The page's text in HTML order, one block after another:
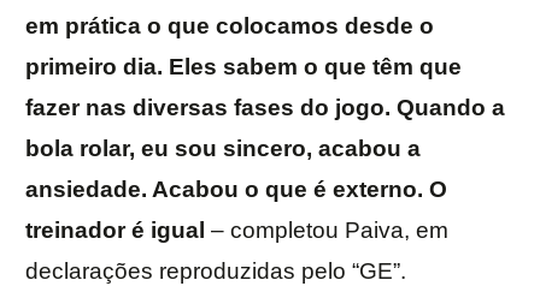
em prática o que colocamos desde o
primeiro dia. Eles sabem o que têm que
fazer nas diversas fases do jogo. Quando a
bola rolar, eu sou sincero, acabou a
ansiedade. Acabou o que é externo. O
treinador é igual – completou Paiva, em
declarações reproduzidas pelo “GE”.